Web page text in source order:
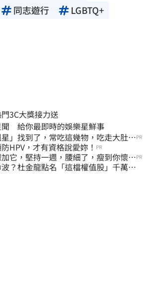
同志遊行 LGBTQ+
3C大獎接力送
聞 給你最即時的娛樂星鮮事
」找到了，常吃這幾物，吃走大肚
PR
HPV，才有資格說愛妳！ PR
它，堅持一週，腰細了，瘦到你懷疑PR
？杜金龍點名「這檔權值股」千萬別